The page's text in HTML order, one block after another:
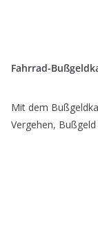
Fahrrad-
Mit dem
Vergehen,